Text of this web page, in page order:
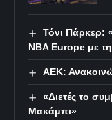
Τόνι Πάρκερ:
NBA Europe με
ΑΕΚ:
«Διετές το
Μακάμπι»